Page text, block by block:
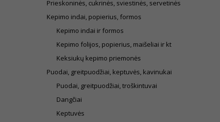
Prieskoninės, cukrinės, sviestinės, servetinės
Kepimo indai, popierius, formos
Kepimo indai ir formos
Kepimo folijos, popierius, maišeliai ir kt
Keksiukų kepimo priemonės
Puodai, greitpuodžiai, keptuvės, kavinukai
Puodai, greitpuodžiai, troškintuvai
Dangčiai
Keptuvės